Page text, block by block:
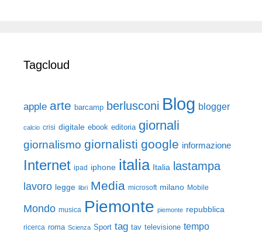
Tagcloud
apple arte barcamp berlusconi Blog blogger
calcio crisi digitale ebook editoria giornali
giornalismo giornalisti google informazione
Internet ipad iphone italia Italia lastampa
lavoro legge libri Media microsoft milano Mobile
Mondo musica Piemonte piemonte repubblica
ricerca roma Scienza Sport tag tav televisione tempo